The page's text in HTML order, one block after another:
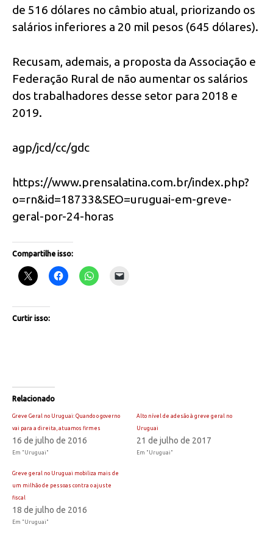
de 516 dólares no câmbio atual, priorizando os
salários inferiores a 20 mil pesos (645 dólares).
Recusam, ademais, a proposta da Associação e
Federação Rural de não aumentar os salários
dos trabalhadores desse setor para 2018 e
2019.
agp/jcd/cc/gdc
https://www.prensalatina.com.br/index.php?
o=rn&id=18733&SEO=uruguai-em-greve-
geral-por-24-horas
Compartilhe isso:
Curtir isso:
Relacionado
Greve Geral no Uruguai: Quando o governo
vai para a direita, atuamos firmes
16 de julho de 2016
Em "Uruguai"
Alto nível de adesão à greve geral no
Uruguai
21 de julho de 2017
Em "Uruguai"
Greve geral no Uruguai mobiliza mais de
um milhão de pessoas contra o ajuste
fiscal
18 de julho de 2016
Em "Uruguai"